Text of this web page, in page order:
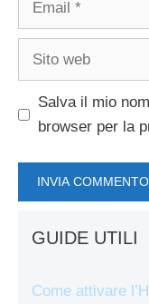
Sito
Salva il mio
browser per la
GUIDE UTILI
Come attivare